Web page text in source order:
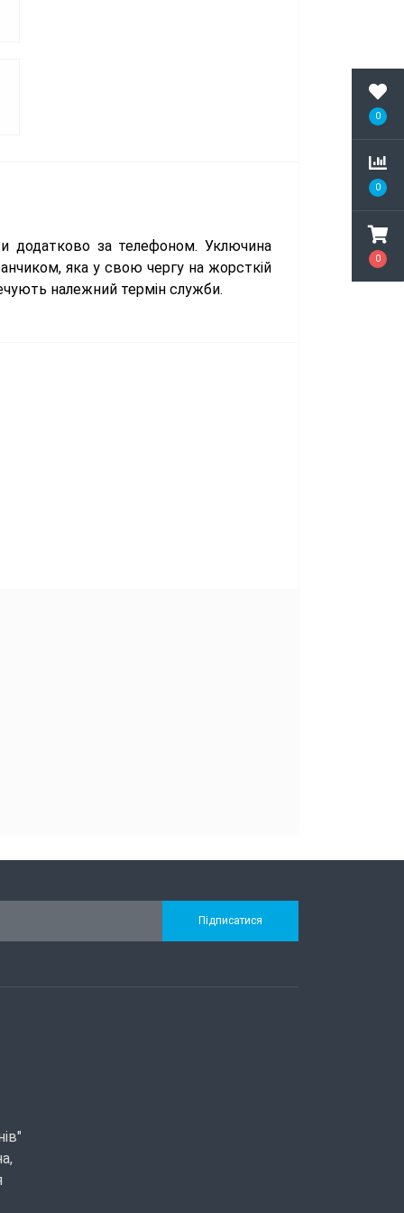
0
0
0
додатково за телефоном. Уключина
яка у свою чергу на жорсткій
належний термін служби.
Підписатися